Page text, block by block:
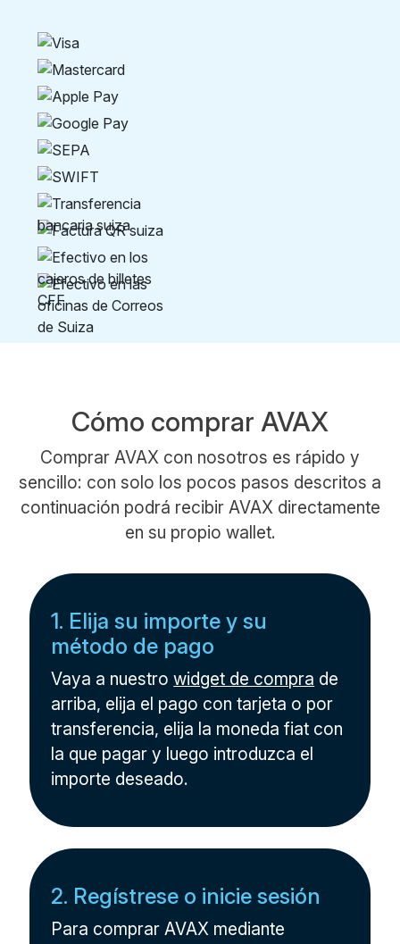
Cómo comprar AVAX
Comprar AVAX con nosotros es rápido y
sencillo: con solo los pocos pasos descritos a
continuación podrá recibir AVAX directamente
en su propio wallet.
1. Elija su importe y su
método de pago
Vaya a nuestrowidget de compra de
arriba, elija el pago con tarjeta o por
transferencia, elija la moneda fiat con
la que pagar y luego introduzca el
importe deseado.
2. Regístrese o inicie sesión
Para comprar AVAX mediante